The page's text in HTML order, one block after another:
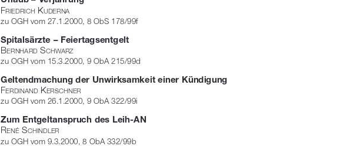
FR i e d R i c h Ku d e R n a
zu OGH vom 27.1.2000, 8 ObS 178/99f
Spitalsärzte – Feiertagsentgelt
Be R n h a R d sc h w a R z
zu OGH vom 15.3.2000, 9 ObA 215/99d
Geltendmachung der Unwirksamkeit einer Kündigung
Fe R d i n a n d Ke R s c h n e R
zu OGH vom 26.1.2000, 9 ObA 322/99i
Zum Entgeltanspruch des Leih-AN
Re n é sc h i n d l e R
zu OGH vom 9.3.2000, 8 ObA 332/99b